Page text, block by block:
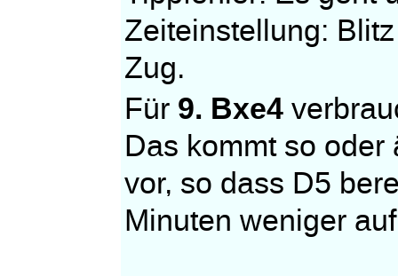
Zeiteinstellung:
Zug.
Für 9. Bxe4
Das kommt so
vor, so dass D5
Minuten weniger